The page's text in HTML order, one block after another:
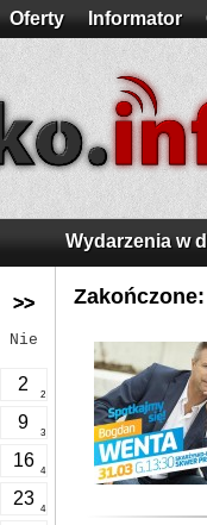
Oferty Informator
>>
Nie
2
2
9
3
16
4
23
4
Wydarzenia w
Zakończone: